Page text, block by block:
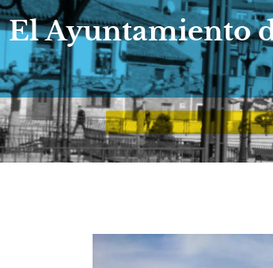
El Ayuntamiento